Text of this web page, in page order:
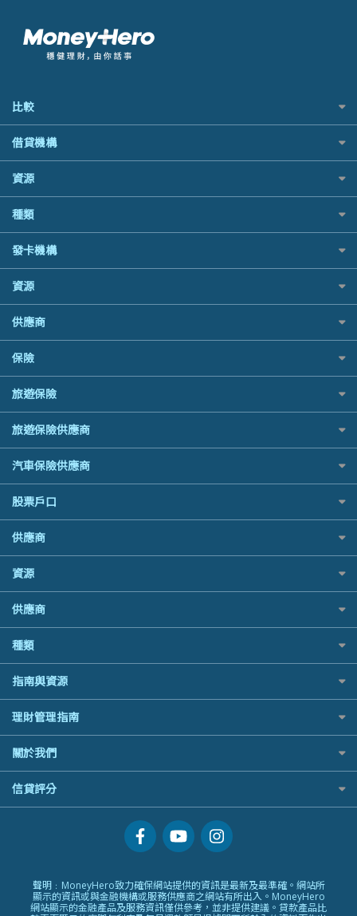
比較
私人貸款比較
稅季/稅務貸款
網上貸款
結餘轉戶(清卡數貸款)
銀行貸款
財務公司貸款
免TU貸款
急借錢
業主貸款
汽車貸款
緊急貸款比較
最佳小額貸款比較
24小時貸款
最佳循環貸款
借貸機構
BEA 東亞銀行
BOC 中國銀行
Cashing Pro 優尚信貸
CCB(Asia) 中國建設銀行 (亞洲)
Citibank 花旗銀行
CNCBI 信銀國際
DBS 星展銀行
DSB 大新銀行
Fubon 富邦銀行
HK Finance 香港信貸
HSBC 滙豐銀行貸款
K Cash 貸款
National Resources 中潤物業按揭
OCBC 華僑銀行
PrimeCredit 安信信貸
Rabbit Credit月兔信貸
Standard Chartered 渣打銀行
UA 亞洲聯合財務
WeLab Bank
WeLend 貸款
X Wallet 貸款
ZA Bank
資源
如何申請個人貸款
如何管理個人貸款
個人貸款有用資訊
清卡數貸款教學
循環貸款教學
個人化貸款產品推介 🔥全新
供樓利息扣稅
最佳貸款app
種類
網購優惠
精選外幣網購信用卡
尊尚信用卡
公司信用卡
電子錢包信用卡
日本遊信用卡攻略
台灣遊信用卡攻略
機場貴賓室信用卡
Visa信用卡
萬事達卡
銀聯信用卡
高獎賞信用卡推薦
發卡機構
Citibank花旗銀行
AE美國運通
DBS星展銀行
HSBC滙豐銀行
Mox
信銀國際
恒生銀行
Standard Chartered渣打銀行
安信EarnMORE
AEON
東亞銀行
SIM
資源
Black Friday優惠
淘寶付款方式
一田購物優惠日
SOGO感謝祭
HKTVmall優惠碼
交稅優惠
機票優惠碼
供應商
八達通自動增值信用卡
保險
旅遊保險
汽車保險
家居保險
家傭保險
寵物保險
定期人壽保險
年金資訊
樓宇火險
旅遊保險
日本旅遊保險及資訊
泰國旅遊保險及資訊
台灣旅遊保險及資訊
韓國旅遊保險及資訊
歐洲旅遊保險及資訊
越南旅遊保險及資訊
長者嘆世界
家庭親子遊
全年周圍飛
手機邊份好
自駕遊比較
相機有得保
最佳滑雪旅遊保險
最適合BB的旅遊保險
旅遊保險供應商
AXA 安盛
AIG 美亞
Allianz 安聯
Allied World 世聯
Avo
中國銀行
Blue Cross 藍十字
中國平安
大新銀行
Generali 忠意
HSBC滙豐銀行
MSIG 三井住友
QBE 昆士蘭
Starr
Zurich 蘇黎世
汽車保險供應商
大新汽車保險
中銀汽車保險
Allianz安聯汽車保險
bolttech保障汽車保險
Zurich蘇黎世汽車保險
QBE昆士蘭汽車保險
股票戶口
富途證券
IB盈透證券
老虎證券
uSMART 盈立證券
華盛証券
長橋證券
漲樂全球通｜華泰國際
OSL
StashAway
Syfe
供應商
富途牛牛好唔好？
Webull微牛證券好唔好？
Longbridge長橋證券好唔好？
老虎證券好唔好？
華盛証券好唔好？
漲樂全球通好唔好？
盈立證券 uSMART 好唔好？
Stashaway好唔好？
Hashkey好唔好？
Syfe好唔好？
資源
股票戶口開戶
證券行邊間好？
港股5隻高息ETF精選
什麼是ETF？
香港30大高息股排行
黃金ETF懶人包
選股策略：五步調查攻略
供應商
銀行戶口比較
尊尚銀行戶口
Citi Plus
中信銀行inMotion
Airwallex銀行
種類
定期存款
港元定存
人民幣定存
美元定存
英鎊定存
澳元定存
指南與資源
理財資訊
識慳識賺
債務管理
投資理財
置業安居
專欄文章
理財管理指南
常用相關詞彙
MoneyHero電子報
所有合作銀行或機構
關於我們
服務承諾
網上支援
條款及細則
編輯守則
信貸評分
聲明﹕MoneyHero致力確保網站提供的資訊是最新及最準確。網站所
顯示的資訊或與金融機構或服務供應商之網站有所出入。MoneyHero
網站顯示的金融產品及服務資訊僅供參考，並非提供建議。貸款產品比